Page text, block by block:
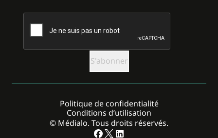
CAPTCHA
© Médialo. Tous droits réservés.
Politique de confidentialité
Conditions d’utilisation